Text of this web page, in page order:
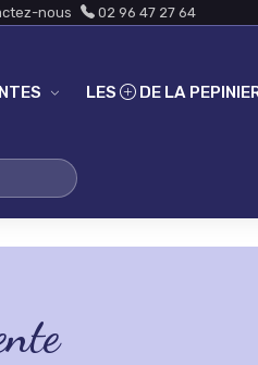
nous 02 96 47 27 64
LES DE LA